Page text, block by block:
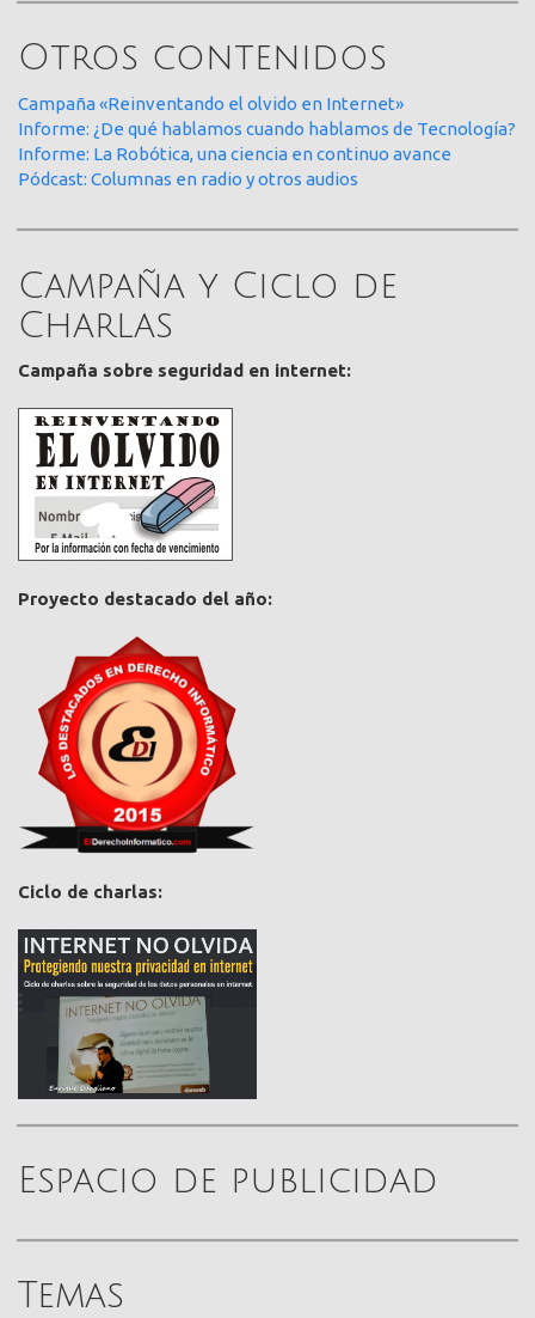
Otros contenidos
Campaña «Reinventando el olvido en Internet»
Informe: ¿De qué hablamos cuando hablamos de Tecnología?
Informe: La Robótica, una ciencia en continuo avance
Pódcast: Columnas en radio y otros audios
Campaña y Ciclo de
Charlas
Campaña sobre seguridad en internet:
Proyecto destacado del año:
Ciclo de charlas:
Espacio de publicidad
Temas